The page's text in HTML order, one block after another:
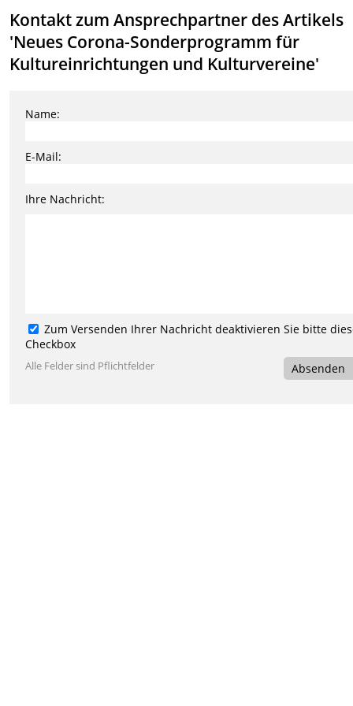
Kontakt zum Ansprechpartner des Artikels
'Neues Corona-Sonderprogramm für
Kultureinrichtungen und Kulturvereine'
Name:
E-Mail:
Ihre Nachricht:
Zum Versenden Ihrer Nachricht deaktivieren Sie bitte
Checkbox
Alle Felder sind Pflichtfelder Absenden